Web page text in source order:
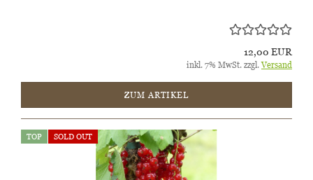
12,00 EUR
inkl. 7% MwSt. zzgl.Versand
ZUM ARTIKEL
TOP SOLD OUT